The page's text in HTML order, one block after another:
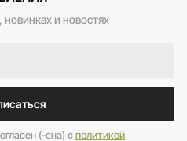
и новостях
(-сна) cполитикой